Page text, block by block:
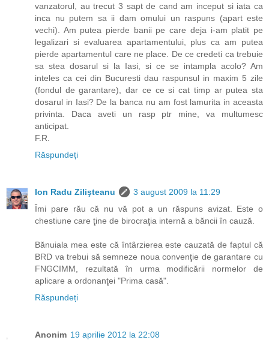
vanzatorul, au trecut 3 sapt de cand am inceput si iata ca
inca nu putem sa ii dam omului un raspuns (apart este
vechi). Am putea pierde banii pe care deja i-am platit pe
legalizari si evaluarea apartamentului, plus ca am putea
pierde apartamentul care ne place. De ce credeti ca trebuie
sa stea dosarul si la Iasi, si ce se intampla acolo? Am
inteles ca cei din Bucuresti dau raspunsul in maxim 5 zile
(fondul de garantare), dar ce ce si cat timp ar putea sta
dosarul in Iasi? De la banca nu am fost lamurita in aceasta
privinta. Daca aveti un rasp ptr mine, va multumesc
anticipat.
F.R.
Răspundeți
Ion Radu Zilişteanu
3 august 2009 la 11:29
Îmi pare rău că nu vă pot a un răspuns avizat. Este o
chestiune care ţine de birocraţia internă a băncii în cauză.
Bănuiala mea este că întârzierea este cauzată de faptul că
BRD va trebui să semneze noua convenţie de garantare cu
FNGCIMM, rezultată în urma modificării normelor de
aplicare a ordonanţei "Prima casă".
Răspundeți
Anonim 19 aprilie 2012 la 22:08